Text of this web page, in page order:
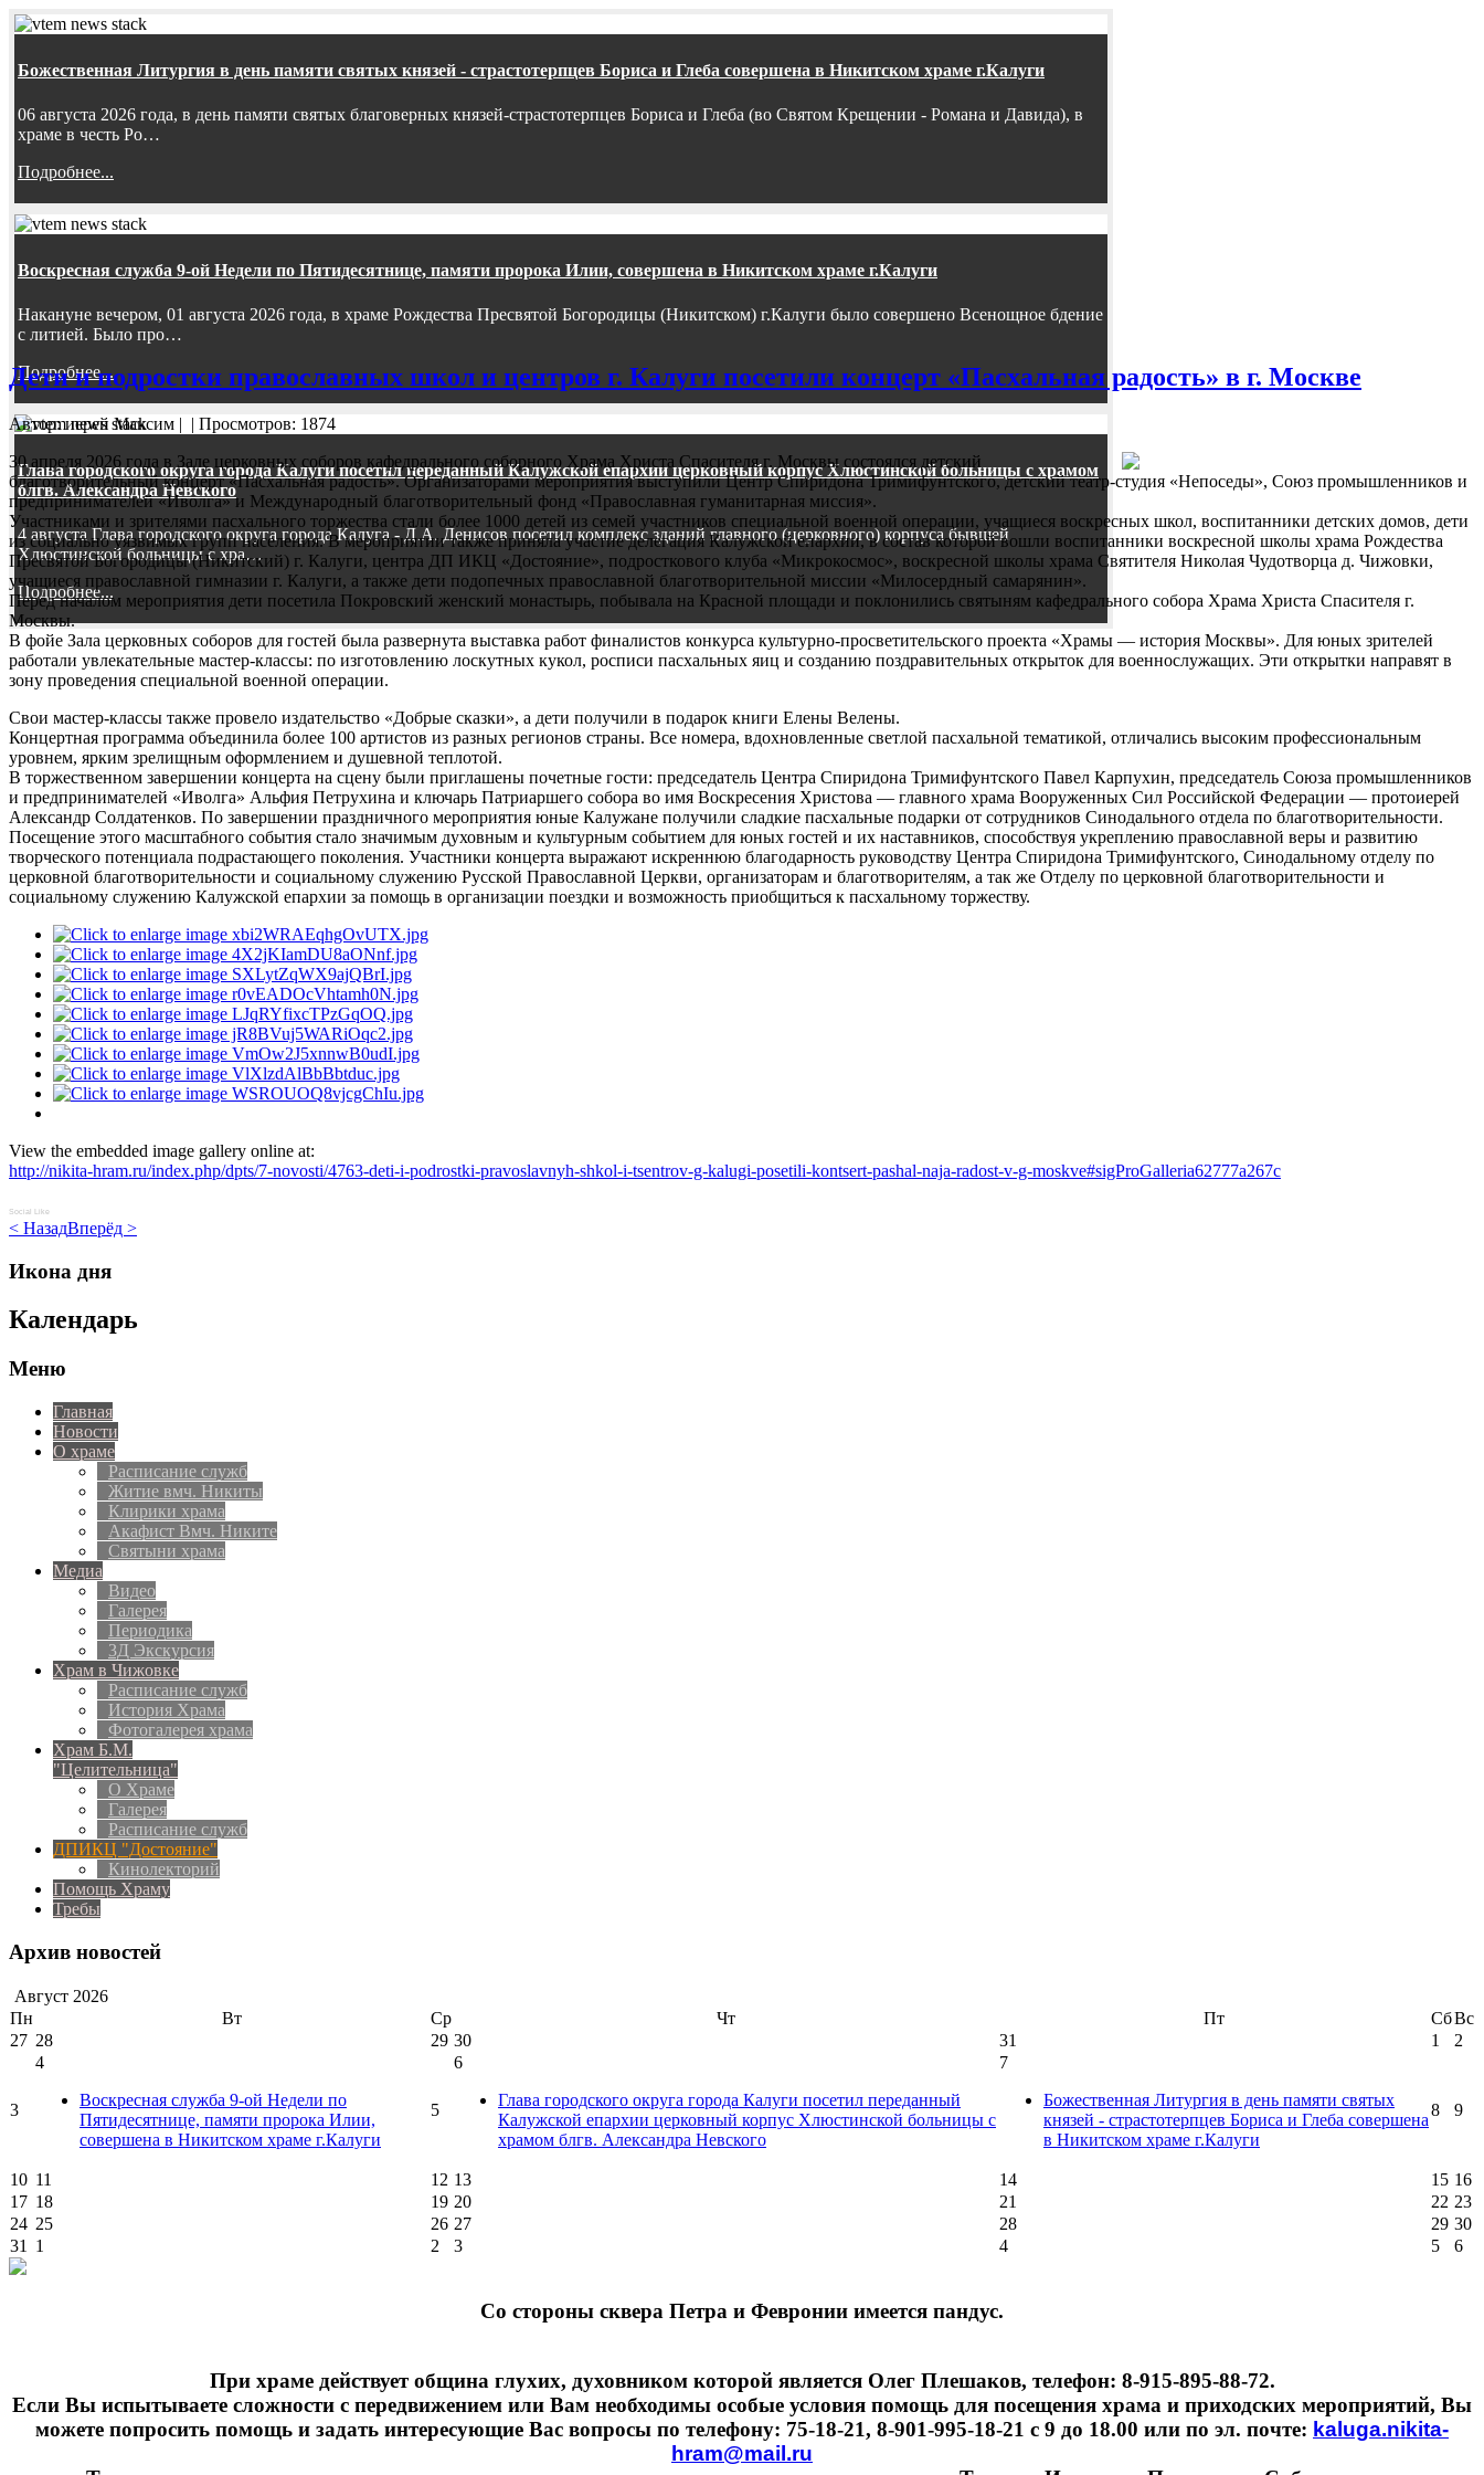
Божественная Литургия в день памяти святых князей - страстотерпцев Бориса и Глеба совершена в Никитском храме г.Калуги
06 августа 2026 года, в день памяти святых благоверных князей-страстотерпцев Бориса и Глеба (во Святом Крещении - Романа и Давида), в
храме в честь Ро…
Подробнее...
Воскресная служба 9-ой Недели по Пятидесятнице, памяти пророка Илии, совершена в Никитском храме г.Калуги
Накануне вечером, 01 августа 2026 года, в храме Рождества Пресвятой Богородицы (Никитском) г.Калуги было совершено Всенощное бдение
с литией. Было про…
Подробнее...
Глава городского округа города Калуги посетил переданный Калужской епархии церковный корпус Хлюстинской больницы с храмом
блгв. Александра Невского
4 августа Глава городского округа города Калуга - Д.А. Денисов посетил комплекс зданий главного (церковного) корпуса бывшей
Хлюстинской больницы с хра…
Подробнее...
Дети и подростки православных школ и центров г. Калуги посетили концерт «Пасхальная радость» в г. Москве
Автор: иерей Максим | | Просмотров: 1874
30 апреля 2026 года в Зале церковных соборов кафедрального соборного Храма Христа Спасителя г. Москвы состоялся детский
благотворительный концерт «Пасхальная радость». Организаторами мероприятия выступили Центр Спиридона Тримифунтского, детский театр-студия «Непоседы», Союз промышленников и
предпринимателей «Иволга» и Международный благотворительный фонд «Православная гуманитарная миссия».
Участниками и зрителями пасхального торжества стали более 1000 детей из семей участников специальной военной операции, учащиеся воскресных школ, воспитанники детских домов, дети
из социально уязвимых групп населения. В мероприятии также приняла участие делегация Калужской епархии, в состав которой вошли воспитанники воскресной школы храма Рождества
Пресвятой Богородицы (Никитский) г. Калуги, центра ДП ИКЦ «Достояние», подросткового клуба «Микрокосмос», воскресной школы храма Святителя Николая Чудотворца д. Чижовки,
учащиеся православной гимназии г. Калуги, а также дети подопечных православной благотворительной миссии «Милосердный самарянин».
Перед началом мероприятия дети посетила Покровский женский монастырь, побывала на Красной площади и поклонились святыням кафедрального собора Храма Христа Спасителя г.
Москвы.
В фойе Зала церковных соборов для гостей была развернута выставка работ финалистов конкурса культурно-просветительского проекта «Храмы — история Москвы». Для юных зрителей
работали увлекательные мастер-классы: по изготовлению лоскутных кукол, росписи пасхальных яиц и созданию поздравительных открыток для военнослужащих. Эти открытки направят в
зону проведения специальной военной операции.
Свои мастер-классы также провело издательство «Добрые сказки», а дети получили в подарок книги Елены Велены.
Концертная программа объединила более 100 артистов из разных регионов страны. Все номера, вдохновленные светлой пасхальной тематикой, отличались высоким профессиональным
уровнем, ярким зрелищным оформлением и душевной теплотой.
В торжественном завершении концерта на сцену были приглашены почетные гости: председатель Центра Спиридона Тримифунтского Павел Карпухин, председатель Союза промышленников
и предпринимателей «Иволга» Альфия Петрухина и ключарь Патриаршего собора во имя Воскресения Христова — главного храма Вооруженных Сил Российской Федерации — протоиерей
Александр Солдатенков. По завершении праздничного мероприятия юные Калужане получили сладкие пасхальные подарки от сотрудников Синодального отдела по благотворительности.
Посещение этого масштабного события стало значимым духовным и культурным событием для юных гостей и их наставников, способствуя укреплению православной веры и развитию
творческого потенциала подрастающего поколения. Участники концерта выражают искреннюю благодарность руководству Центра Спиридона Тримифунтского, Синодальному отделу по
церковной благотворительности и социальному служению Русской Православной Церкви, организаторам и благотворителям, а так же Отделу по церковной благотворительности и
социальному служению Калужской епархии за помощь в организации поездки и возможность приобщиться к пасхальному торжеству.
View the embedded image gallery online at:
http://nikita-hram.ru/index.php/dpts/7-novosti/4763-deti-i-podrostki-pravoslavnyh-shkol-i-tsentrov-g-kalugi-posetili-kontsert-pashal-naja-radost-v-g-moskve#sigProGalleria62777a267c
Social Like
< НазадВперёд >
Икона дня
Календарь
Меню
Главная
Новости
О храме
Расписание служб
Житие вмч. Никиты
Клирики храма
Акафист Вмч. Никите
Святыни храма
Медиа
Видео
Галерея
Периодика
3Д Экскурсия
Храм в Чижовке
Расписание служб
История Храма
Фотогалерея храма
Храм Б.М.
"Целительница"
О Храме
Галерея
Расписание служб
ДПИКЦ "Достояние"
Кинолекторий
Помощь Храму
Требы
Архив новостей
Август 2026
Пн
Вт Ср Чт Пт СбВс
27 28 29 30 31 1 2
3
4
Воскресная служба 9-ой Недели по
Пятидесятнице, памяти пророка Илии,
совершена в Никитском храме г.Калуги
5
6
Глава городского округа города Калуги посетил переданный
Калужской епархии церковный корпус Хлюстинской больницы с
храмом блгв. Александра Невского
7
Божественная Литургия в день памяти святых
князей - страстотерпцев Бориса и Глеба совершена
в Никитском храме г.Калуги
8 9
10 11 12 13 14 15 16
17 18 19 20 21 22 23
24 25 26 27 28 29 30
31
1 2 3 4 5 6
Cо стороны сквера Петра и Февронии имеется пандус.
При храме действует община глухих, духовником которой является Олег Плешаков, телефон: 8-915-895-88-72.
Если Вы испытываете сложности с передвижением или Вам необходимы особые условия помощь для посещения храма и приходских мероприятий, Вы
можете попросить помощь и задать интересующие Вас вопросы по телефону: 75-18-21, 8-901-995-18-21 с 9 до 18.00 или по эл. почте: kaluga.nikita-
hram@mail.ru